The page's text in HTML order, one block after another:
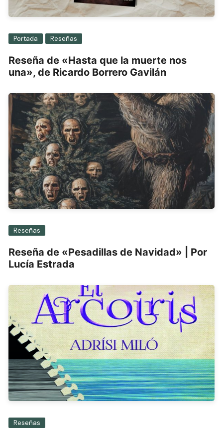
Portada Reseñas
Reseña de «Hasta que la muerte nos
una», de Ricardo Borrero Gavilán
Reseñas
Reseña de «Pesadillas de Navidad» | Por
Lucía Estrada
Reseñas